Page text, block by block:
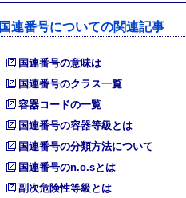
国連番号についての関連記事
国連番号の意味は
国連番号のクラス一覧
容器コードの一覧
国連番号の容器等級とは
国連番号の分類方法について
国連番号のn.o.sとは
副次危険性等級とは